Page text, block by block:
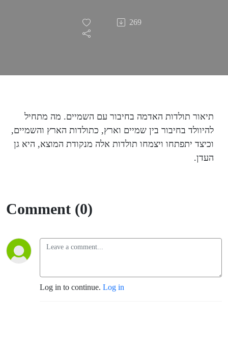
האדם מן
האדמה
לעובדה
ולשומרה
269
תיאור תולדות האדמה בחיבור עם השמיים. מה מתחיל
להיוולד בחיבור בין שמיים וארץ, כתולדות הארץ והשמיים,
וכיצד יתפתחו ויצמחו תולדות אלה מנקודת המוצא, היא גן
העדן.
Comment (0)
Log in to continue. Log in